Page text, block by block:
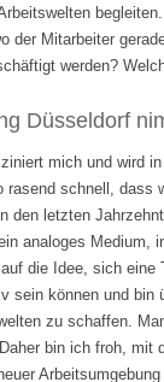
der Mitarbeiter
werden?
Düsseldorf
mich und wird
rasend schnell, dass
den letzten
analoges Medium,
die Idee, sich
sein können und
zu schaffen.
bin ich froh, mit